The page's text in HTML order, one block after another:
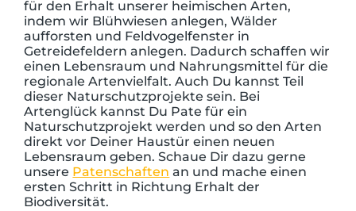
für den Erhalt unserer heimischen Arten,
indem wir Blühwiesen anlegen, Wälder
aufforsten und Feldvogelfenster in
Getreidefeldern anlegen. Dadurch schaffen wir
einen Lebensraum und Nahrungsmittel für die
regionale Artenvielfalt. Auch Du kannst Teil
dieser Naturschutzprojekte sein. Bei
Artenglück kannst Du Pate für ein
Naturschutzprojekt werden und so den Arten
direkt vor Deiner Haustür einen neuen
Lebensraum geben. Schaue Dir dazu gerne
unsere Patenschaften an und mache einen
ersten Schritt in Richtung Erhalt der
Biodiversität.